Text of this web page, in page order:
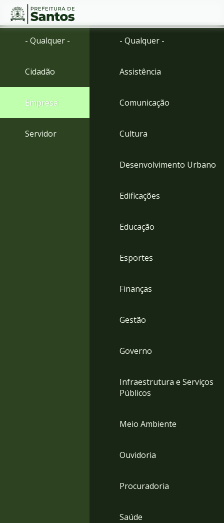
Ir
Ir
menu
Conteúdo
- Qualquer -
Cidadão
Empresa
Servidor
- Qualquer -
Assistência
Comunicação
Cultura
Desenvolvimento Urbano
Edificações
Educação
Esportes
Finanças
Gestão
Governo
Infraestrutura e Serviços
Públicos
Meio Ambiente
Ouvidoria
Procuradoria
Saúde